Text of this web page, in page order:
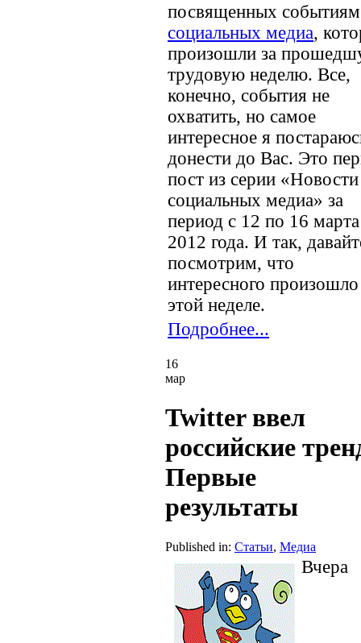
посвященных
социальных медиа,
произошли за
трудовую неделю. Все,
конечно, события не
охватить, но самое
интересное я
донести до Вас. Это
пост из серии «Новости
социальных медиа» за
период с 12 по 16 марта
2012 года. И так,
посмотрим, что
интересного
этой неделе.
Подробнее...
16
мар
Twitter ввел
российские
Первые
результаты
Published in: Статьи, Медиа
Вчера